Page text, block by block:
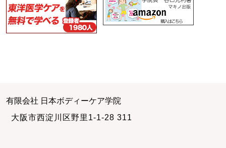
有限会社 日本ボディーケア学院
大阪市西淀川区野里1-1-28 311